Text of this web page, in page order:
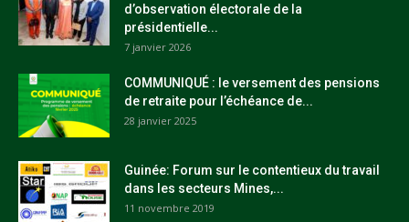
d’observation électorale de la
présidentielle...
7 janvier 2026
COMMUNIQUÉ : le versement des pensions
de retraite pour l’échéance de...
28 janvier 2025
Guinée: Forum sur le contentieux du travail
dans les secteurs Mines,...
11 novembre 2019